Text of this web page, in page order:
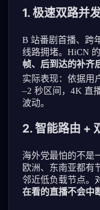
1. 极速双路并
B 站番剧首播、跨
线路拥堵。HiCN
帧、后到达的补齐
实际表现：依据用
–2 秒区间，4K 直
波动。
2. 智能路由 +
海外党最怕的不是
欧洲、东南亚都
邻近低负载节点。
在看的直播不会中